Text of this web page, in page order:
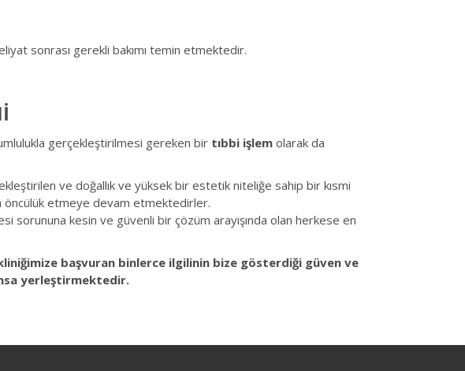
sonrası gerekli bakımı temin etmektedir.
gerçekleştirilmesi gereken bir tıbbi işlem olarak da
ve doğallık ve yüksek bir estetik niteliğe sahip bir kısmi
öncülük etmeye devam etmektedirler.
sorununa kesin ve güvenli bir çözüm arayışında olan herkese en
başvuran binlerce ilgilinin bize gösterdiği güven ve
yerleştirmektedir.